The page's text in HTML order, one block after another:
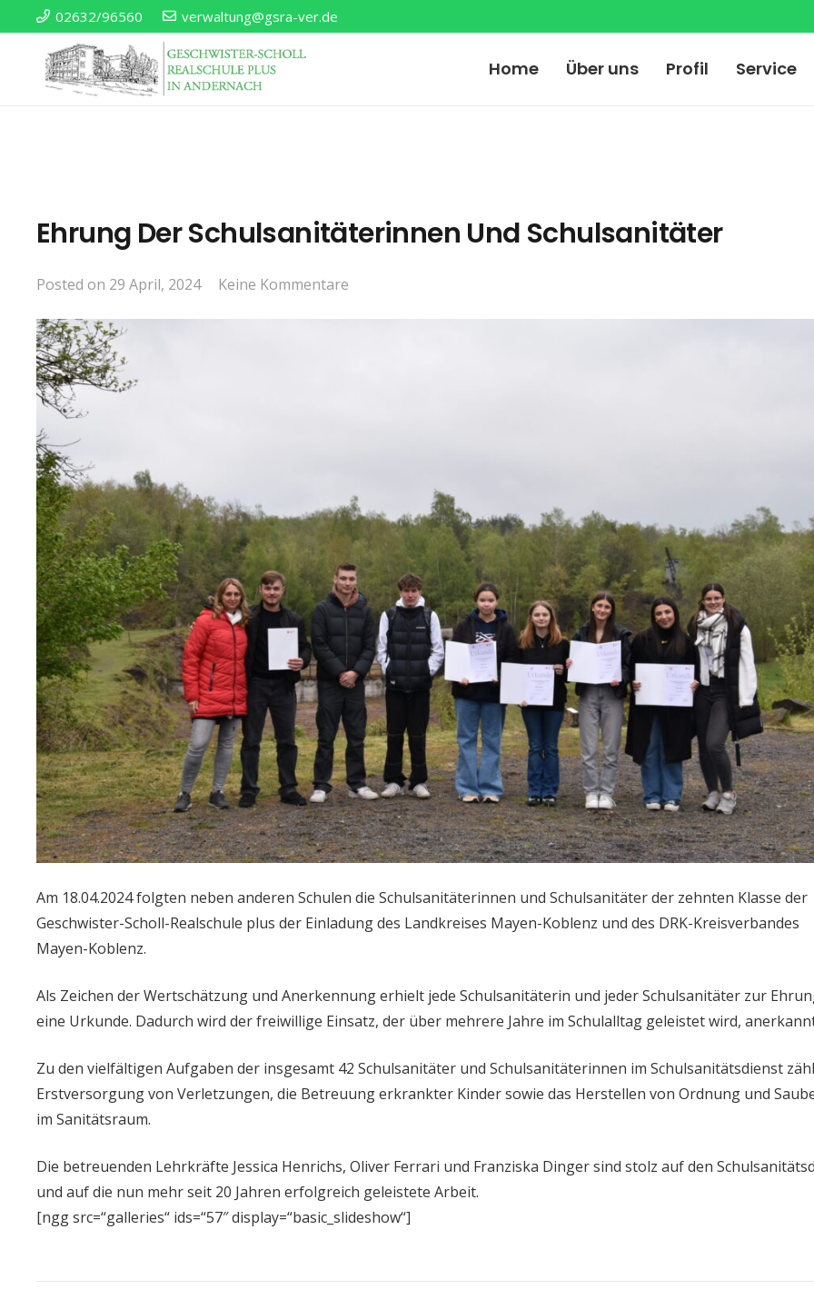
02632/96560 verwaltung@gsra-ver.de
Home Über uns Profil Service
Ehrung Der Schulsanitäterinnen Und Schulsanitäter
Posted on 29 April, 2024 Keine Kommentare
Am 18.04.2024 folgten neben anderen Schulen die Schulsanitäterinnen und Schulsanitäter der zehnten Klasse der
Geschwister-Scholl-Realschule plus der Einladung des Landkreises Mayen-Koblenz und des DRK-Kreisverbandes
Mayen-Koblenz.
Als Zeichen der Wertschätzung und Anerkennung erhielt jede Schulsanitäterin und jeder Schulsanitäter zur
eine Urkunde. Dadurch wird der freiwillige Einsatz, der über mehrere Jahre im Schulalltag geleistet wird,
Zu den vielfältigen Aufgaben der insgesamt 42 Schulsanitäter und Schulsanitäterinnen im Schulsanitätsdienst
Erstversorgung von Verletzungen, die Betreuung erkrankter Kinder sowie das Herstellen von Ordnung und
im Sanitätsraum.
Die betreuenden Lehrkräfte Jessica Henrichs, Oliver Ferrari und Franziska Dinger sind stolz auf den
und auf die nun mehr seit 20 Jahren erfolgreich geleistete Arbeit.
[ngg src=“galleries“ ids=“57″ display=“basic_slideshow“]